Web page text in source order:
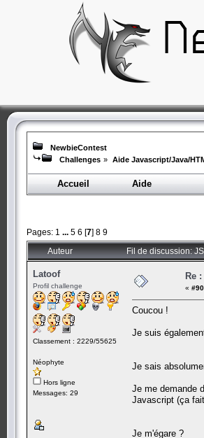
NewbieContest
Challenges » Aide Javascript/Java/
Accueil Aide
Pages: 1 ... 5 6 [7] 8 9
Auteur Fil de discussion:
Latoof
Profil challenge
Classement : 2229/55625
Néophyte
Hors ligne
Messages: 29
Re
«
Coucou !
Je suis
Je sais
Je me demande
Javascript (ça
Je m'égare ?